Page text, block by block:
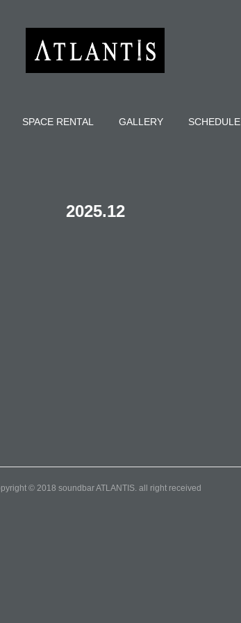
SPACE RENTAL GALLERY SCHEDULE
2025.12
© 2018 soundbar ATLANTIS. all right received